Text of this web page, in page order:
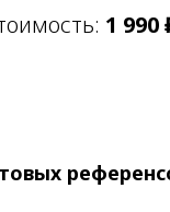
1 990